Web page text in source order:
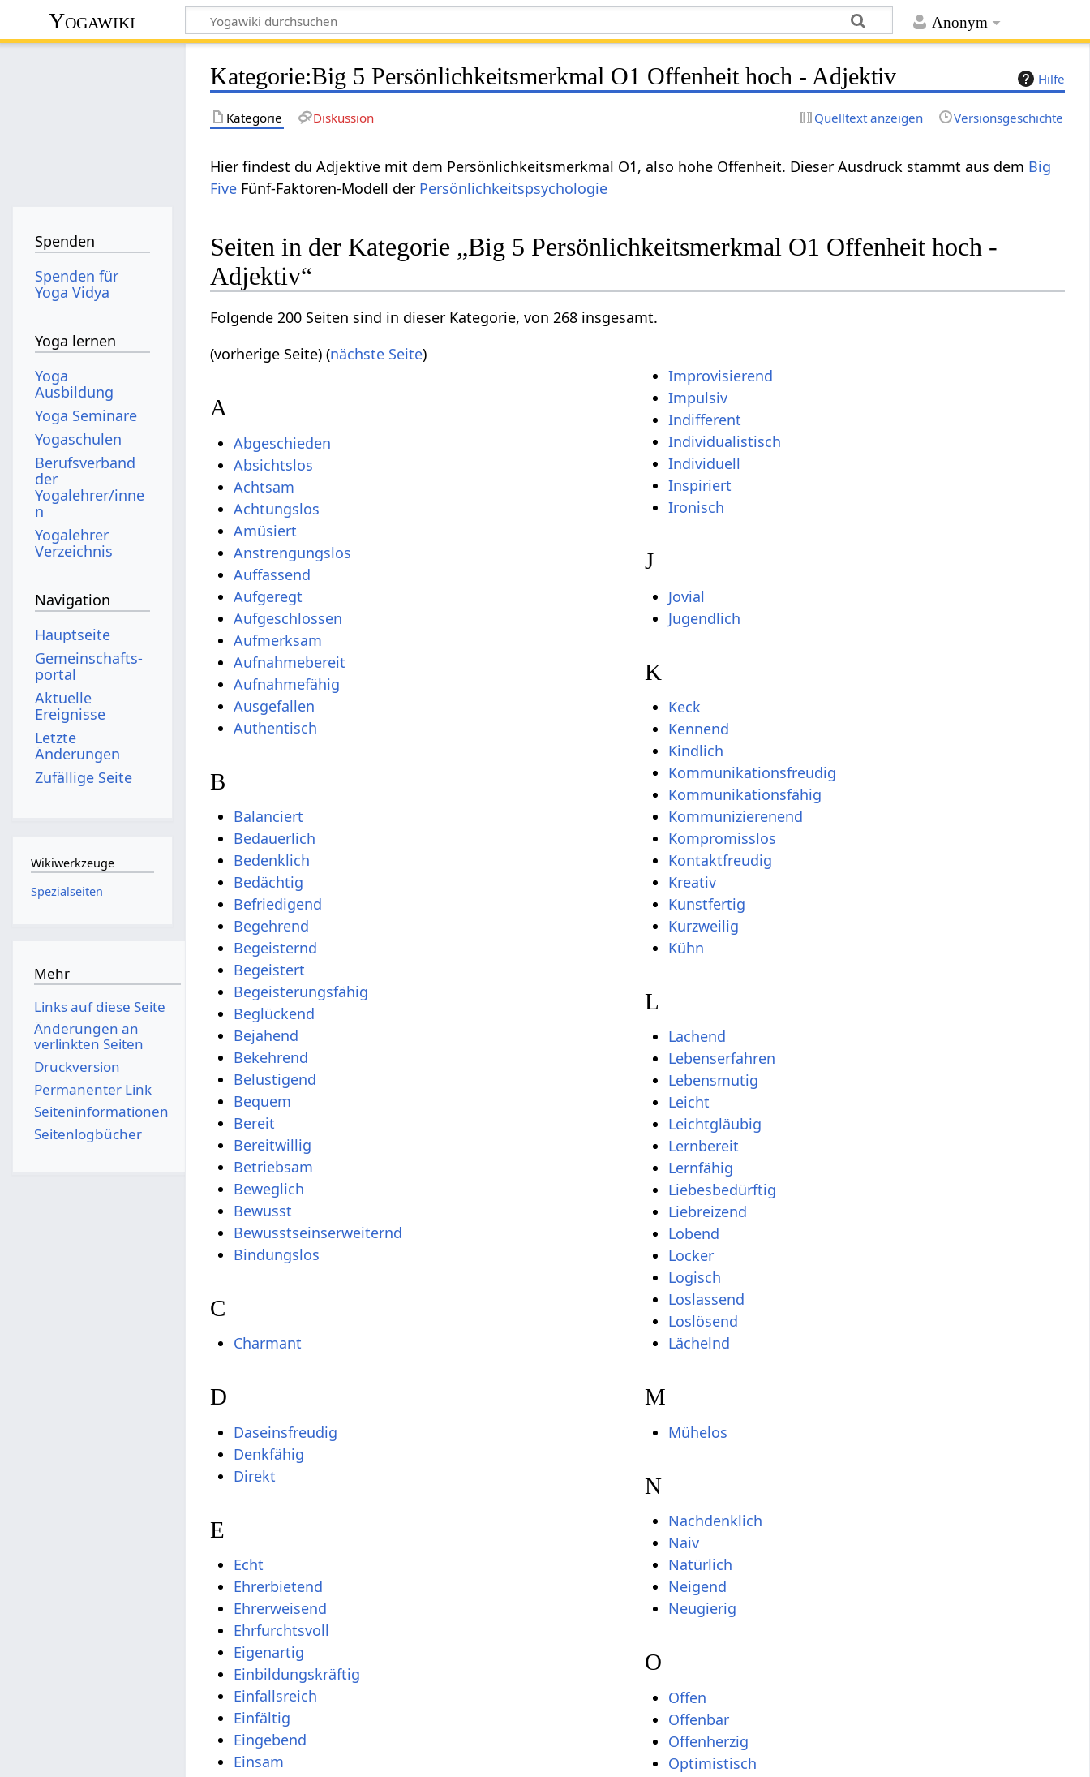
Anonym
Yogawiki
Hilfe
Kategorie:Big 5 Persönlichkeitsmerkmal O1 Offenheit hoch - Adjektiv
Kategorie Diskussion Quelltext anzeigen Versionsgeschichte
Hier findest du Adjektive mit dem Persönlichkeitsmerkmal O1, also hohe Offenheit. Dieser Ausdruck stammt aus dem Big
Five Fünf-Faktoren-Modell der Persönlichkeitspsychologie
Seiten in der Kategorie „Big 5 Persönlichkeitsmerkmal O1 Offenheit hoch -
Adjektiv“
Folgende 200 Seiten sind in dieser Kategorie, von 268 insgesamt.
(vorherige Seite) (nächste Seite)
A
Abgeschieden
Absichtslos
Achtsam
Achtungslos
Amüsiert
Anstrengungslos
Auffassend
Aufgeregt
Aufgeschlossen
Aufmerksam
Aufnahmebereit
Aufnahmefähig
Ausgefallen
Authentisch
B
Balanciert
Bedauerlich
Bedenklich
Bedächtig
Befriedigend
Begehrend
Begeisternd
Begeistert
Begeisterungsfähig
Beglückend
Bejahend
Bekehrend
Belustigend
Bequem
Bereit
Bereitwillig
Betriebsam
Beweglich
Bewusst
Bewusstseinserweiternd
Bindungslos
C
Charmant
D
Daseinsfreudig
Denkfähig
Direkt
E
Echt
Ehrerbietend
Ehrerweisend
Ehrfurchtsvoll
Eigenartig
Einbildungskräftig
Einfallsreich
Einfältig
Eingebend
Einsam
Improvisierend
Impulsiv
Indifferent
Individualistisch
Individuell
Inspiriert
Ironisch
J
Jovial
Jugendlich
K
Keck
Kennend
Kindlich
Kommunikationsfreudig
Kommunikationsfähig
Kommunizierenend
Kompromisslos
Kontaktfreudig
Kreativ
Kunstfertig
Kurzweilig
Kühn
L
Lachend
Lebenserfahren
Lebensmutig
Leicht
Leichtgläubig
Lernbereit
Lernfähig
Liebesbedürftig
Liebreizend
Lobend
Locker
Logisch
Loslassend
Loslösend
Lächelnd
M
Mühelos
N
Nachdenklich
Naiv
Natürlich
Neigend
Neugierig
O
Offen
Offenbar
Offenherzig
Optimistisch
Spenden
Spenden für
Yoga Vidya
Yoga lernen
Yoga
Ausbildung
Yoga Seminare
Yogaschulen
Berufsverband
der
Yogalehrer/inne
n
Yogalehrer
Verzeichnis
Navigation
Hauptseite
Gemeinschafts­
portal
Aktuelle
Ereignisse
Letzte
Änderungen
Zufällige Seite
Wikiwerkzeuge
Spezialseiten
Mehr
Links auf diese Seite
Änderungen an
verlinkten Seiten
Druckversion
Permanenter Link
Seiten­­informationen
Seitenlogbücher